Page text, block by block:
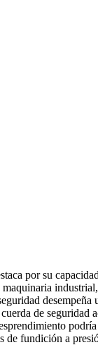
por su
de
de fundición a